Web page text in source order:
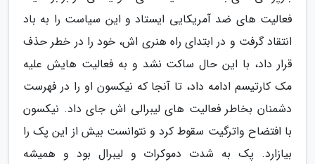
فعالیت های ضد آمریکایی ایستاد و این سیاست را به باد
انتقاد گرفت و در ابتدای راه هنری اش، خود را در خطر حذف
قرار داد، با این حال ساکت نشد و به فعالیت هایش علیه
مک کارتیسم ادامه داد، تا آنجا که نیکسون او را در فهرست
دشمنان بخاطر فعالیت های لیبرالی اش جای داد. نیکسون
با افتضاح واترگیت سقوط کرد و نتوانست بیش از این پک را
بیازارد. پک به شدت دموکرات و لیبرال بود و همیشه